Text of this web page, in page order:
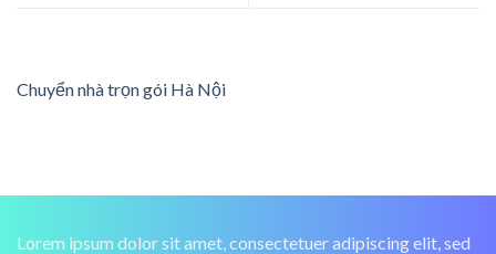
Chuyển nhà trọn gói Hà Nội
Lorem ipsum dolor sit amet, consectetuer adipiscing elit, sed